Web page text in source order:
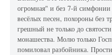
огромная" и без 7-й симфонии
весёлых песен, похороны без
грешный не только до
монашества. Молю только
помиловал разбойника.